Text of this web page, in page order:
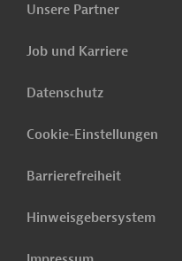
Unsere Partner
Job und Karriere
Datenschutz
Cookie-Einstellungen
Barrierefreiheit
Hinweisgebersystem